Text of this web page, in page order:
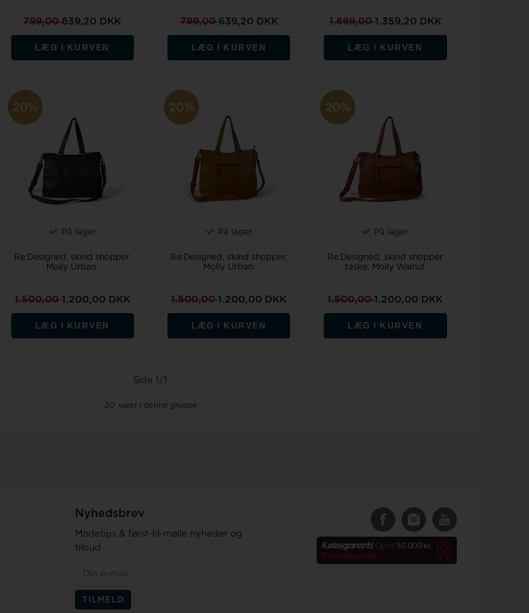
799,00639,20 DKK
LÆG I KURVEN
799,00639,20 DKK
LÆG I KURVEN
1.699,001.359,20 DKK
LÆG I KURVEN
20%
På lager
Re:Designed, skind shopper,
Molly Urban.
1.500,001.200,00 DKK
LÆG I KURVEN
20%
På lager
Re:Designed, skind shopper,
Molly Urban.
1.500,001.200,00 DKK
LÆG I KURVEN
20%
På lager
Re:Designed, skind shopper
taske, Molly Walnut
1.500,001.200,00 DKK
LÆG I KURVEN
Side 1/1
20 varer i denne gruppe
Nyhedsbrev
Modetips & først-til-mølle nyheder og
tilbud